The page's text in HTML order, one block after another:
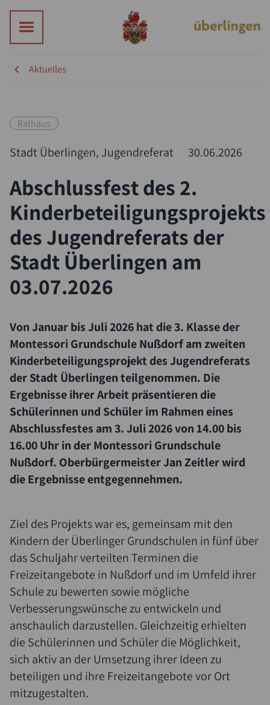
Aktuelles
Rathaus
Stadt Überlingen, Jugendreferat 30.06.2026
Abschlussfest des 2.
Kinderbeteiligungsprojekts
des Jugendreferats der
Stadt Überlingen am
03.07.2026
Von Januar bis Juli 2026 hat die 3. Klasse der
Montessori Grundschule Nußdorf am zweiten
Kinderbeteiligungsprojekt des Jugendreferats
der Stadt Überlingen teilgenommen. Die
Ergebnisse ihrer Arbeit präsentieren die
Schülerinnen und Schüler im Rahmen eines
Abschlussfestes am 3. Juli 2026 von 14.00 bis
16.00 Uhr in der Montessori Grundschule
Nußdorf. Oberbürgermeister Jan Zeitler wird
die Ergebnisse entgegennehmen.
Ziel des Projekts war es, gemeinsam mit den
Kindern der Überlinger Grundschulen in fünf über
das Schuljahr verteilten Terminen die
Freizeitangebote in Nußdorf und im Umfeld ihrer
Schule zu bewerten sowie mögliche
Verbesserungswünsche zu entwickeln und
anschaulich darzustellen. Gleichzeitig erhielten
die Schülerinnen und Schüler die Möglichkeit,
sich aktiv an der Umsetzung ihrer Ideen zu
beteiligen und ihre Freizeitangebote vor Ort
mitzugestalten.